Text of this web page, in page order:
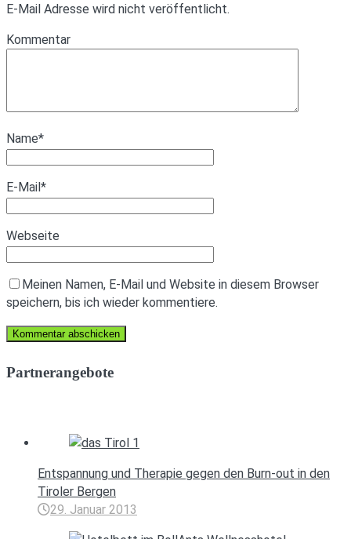
E-Mail Adresse wird nicht veröffentlicht.
Kommentar
Name*
E-Mail*
Webseite
Meinen Namen, E-Mail und Website in diesem Browser
speichern, bis ich wieder kommentiere.
Partnerangebote
Entspannung und Therapie gegen den Burn-out in den
Tiroler Bergen
29. Januar 2013